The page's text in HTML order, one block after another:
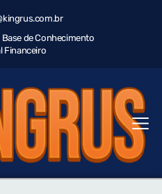
Base de Conhecimento
Financeiro